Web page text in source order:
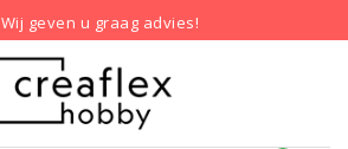
Wij geven u graag advies!